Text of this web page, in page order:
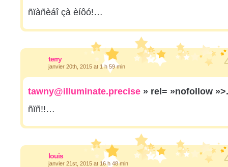
ñïàñèáî çà èíôó!…
terry
janvier 20th, 2015 at 1 h 59 min
tawny@illuminate.precise » rel= »nofollow
ñïñ!!…
louis
janvier 21st, 2015 at 16 h 48 min